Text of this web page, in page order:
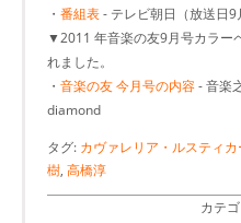
・ 番組表- テレビ朝日（放送日9
▼2011 年音楽の友9月号カラー
れました。
・ 音楽の友 今月号の内容- 音楽
diamond
タグ: カヴァレリア・ルスティカ
樹, 高橋淳
カテ